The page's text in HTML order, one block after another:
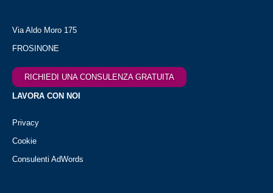
Via Aldo Moro 175
FROSINONE
RICHIEDI UNA CONSULENZA GRATUITA
LAVORA CON NOI
Privacy
Cookie
Consulenti AdWords